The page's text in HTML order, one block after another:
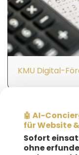
KMU Digital-
🤖 AI-
für Website
Sofort
ohne